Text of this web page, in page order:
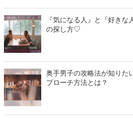
『気になる人』と『好き
の探し方♡
奥手男子の攻略法が知りた
プローチ方法とは？